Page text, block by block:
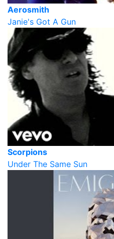
Aerosmith
Janie's Got A Gun
Scorpions
Under The Same Sun